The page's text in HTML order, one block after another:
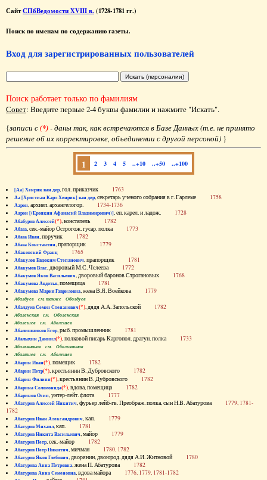
СайтСПбВедомости XVIII в. (1728-1781 гг.)
Поиск по именам по содержанию газеты.
Вход для зарегистрированных пользователей
Поиск работает только по фамилиям
Совет: Введите первые 2-4 буквы фамилии и нажмите "Искать".
{записи с(*)- даны так, как встречаются в Базе Данных (т.е. не принято
решение об их корректировке, объединении с другой персоной) }
1 2 3 4 5 ..+10 ..+50 ..+100
[Аа] Хенрик ван дер, гол. приказчик 1763
Аа [Христиан Карл Хенрик] ван дер, секретарь ученого собрания в г. Гарлеме 1758
Аарон, архиеп. архангелогор. 1734-1736
Аарон [(Еропкин Афанасий Владимирович)], еп. карел. и ладож. 1728
Абабуров Алексей(*), констапель 1782
Абаза, сек.-майор Острогож. гусар. полка 1773
Абаза Иван, поручик 1782
Абаза Константин, прапорщик 1779
Абаковский Франц 1765
Абакулов Евдоким Степанович, прапорщик 1781
Абакумов Влас, дворовый М.С. Челеева 1772
Абакумов Яков Васильевич, дворовый баронов Строгановых 1768
Абакумова Авдотья, помещица 1781
Абакумова Мария Гавриловна, жена В.Я. Воейкова 1779
Абалдуев см. также Оболдуев
Абалдуев Семен Степанович(*), дядя А.А. Запольской 1782
Абаленская см. Оболенская
Абалешев см. Аболешев
Абалишников Егор, рыб. промышленник 1781
Абалыхин Даниил(*), полковой писарь Каргопол. драгун. полка 1733
Абальянинов см. Обольянинов
Абаляшев см. Аболешев
Абарин Иван(*), помещик 1782
Абарин Петр(*), крестьянин В. Дубровского 1782
Абарин Филипп(*), крестьянин В. Дубровского 1782
Абарина Соломонида(*), вдова, помещица 1782
Абаринов Осип, унтер-лейт. флота 1777
Абатуров Алексей Никитич, фурьер лейб-гв. Преображ. полка, сын Н.В. Абатурова 1779, 1781-
1782
Абатуров Иван Александрович, кап. 1779
Абатуров Михаил, кап. 1781
Абатуров Никита Васильевич, майор 1779
Абатуров Петр, сек.-майор 1782
Абатуров Петр Никитич, мичман 1780, 1782
Абатуров Яков Глебович, дворянин, двоюрод. дядя А.И. Житновой 1780
Абатурова Анна Петровна, жена П. Абатурова 1782
Абатурова Анна Семеновна, вдова майора 1776, 1779, 1781-1782